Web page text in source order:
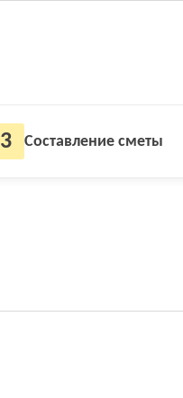
3 Составление сметы